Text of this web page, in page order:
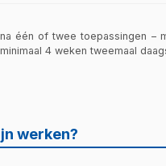
één of twee toepassingen –
4 weken tweemaal
werken?